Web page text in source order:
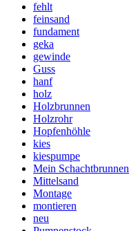
fehlt
feinsand
fundament
geka
gewinde
Guss
hanf
holz
Holzbrunnen
Holzrohr
Hopfenhöhle
kies
kiespumpe
Mein Schachtbrunnen
Mittelsand
Montage
montieren
neu